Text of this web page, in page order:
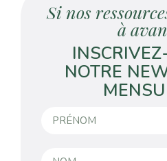
Si nos
à
NOTRE